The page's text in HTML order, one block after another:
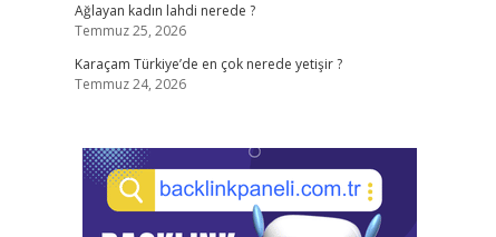
Ağlayan kadın lahdi nerede ?
Temmuz 25, 2026
Karaçam Türkiye’de en çok nerede yetişir ?
Temmuz 24, 2026